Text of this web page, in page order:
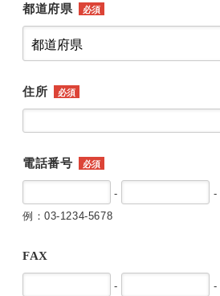
都道府県 必須
住所 必須
電話番号 必須
-
-
例：03-1234-5678
FAX
-
-